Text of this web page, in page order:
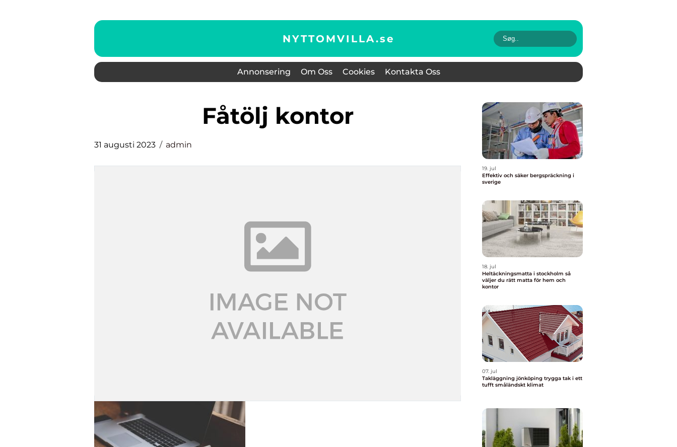
NYTTOMVILLA.se
Annonsering Om Oss Cookies Kontakta Oss
fåtölj kontor
31 augusti 2023 admin
19. jul
Effektiv och säker bergspräckning i
sverige
18. jul
Heltäckningsmatta i stockholm så
väljer du rätt matta för hem och
kontor
07. jul
Takläggning jönköping trygga tak i ett
tufft småländskt klimat